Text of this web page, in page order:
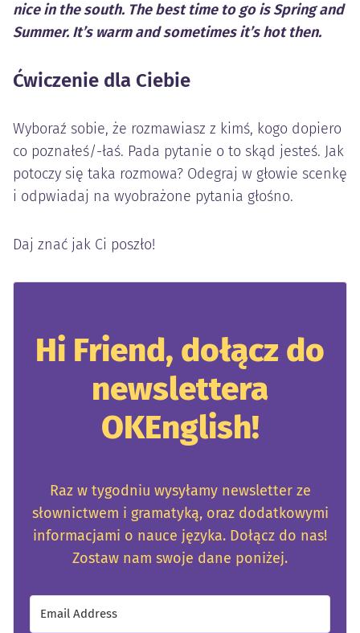
nice in the south. The best time to go is Spring and
Summer. It’s warm and sometimes it’s hot then.
Ćwiczenie dla Ciebie
Wyboraź sobie, że rozmawiasz z kimś, kogo dopiero
co poznałeś/-łaś. Pada pytanie o to skąd jesteś. Jak
potoczy się taka rozmowa? Odegraj w głowie scenkę
i odpwiadaj na wyobrażone pytania głośno.
Daj znać jak Ci poszło!
Hi Friend, dołącz do
newslettera
OKEnglish!
Raz w tygodniu wysyłamy newsletter ze
słownictwem i gramatyką, oraz dodatkowymi
informacjami o nauce języka. Dołącz do nas!
Zostaw nam swoje dane poniżej.